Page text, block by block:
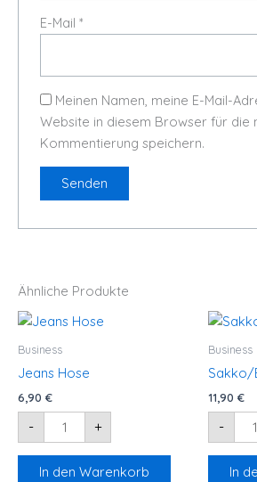
E-Mail*
Meinen Namen, meine E-Mail-
Website in diesem Browser für die
Kommentierung speichern.
Ähnliche Produkte
Business
Jeans Hose
6,90 €
-
Jeans
Hose
+
In den Warenkorb
Business
Sakko/
11,90 €
-
In